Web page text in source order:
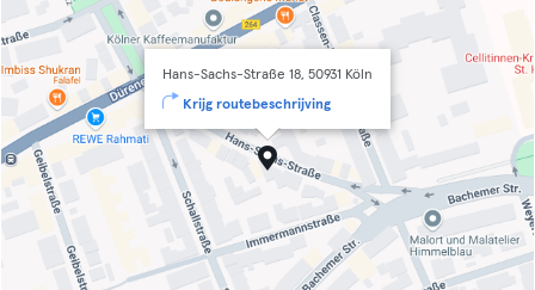
Hans-Sachs-Straße 18, 50931 Köln
Krijg routebeschrijving